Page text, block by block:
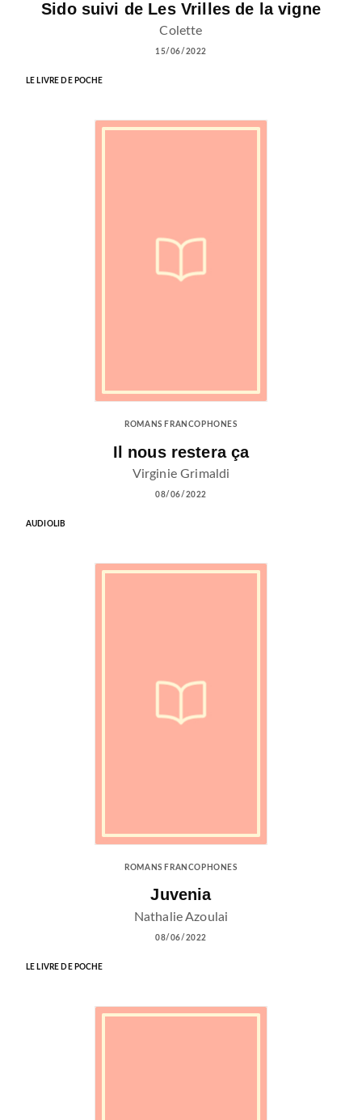
Sido suivi de Les Vrilles de la vigne
Colette
15/06/2022
LE LIVRE DE POCHE
ROMANS FRANCOPHONES
Il nous restera ça
Virginie Grimaldi
08/06/2022
AUDIOLIB
ROMANS FRANCOPHONES
Juvenia
Nathalie Azoulai
08/06/2022
LE LIVRE DE POCHE